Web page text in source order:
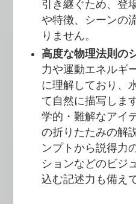
引き継ぐため、登
や特徴、シーンの
りません。
高度な物理法則の
力や運動エネルギ
に理解しており、
て自然に描写しま
学的・難解なアイ
の折りたたみの解
ンプトから説得力
ションなどのビジ
込む記述力も備え